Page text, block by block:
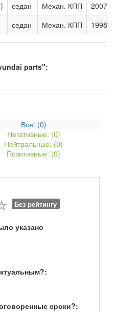
седан Механ. КПП
2007 -
седан Механ. КПП 1998 -
parts":
Все: (0)
Негативные: (0)
Нейтральные: (0)
Позитивные: (0)
Без рейтингу
указано
сроки?: